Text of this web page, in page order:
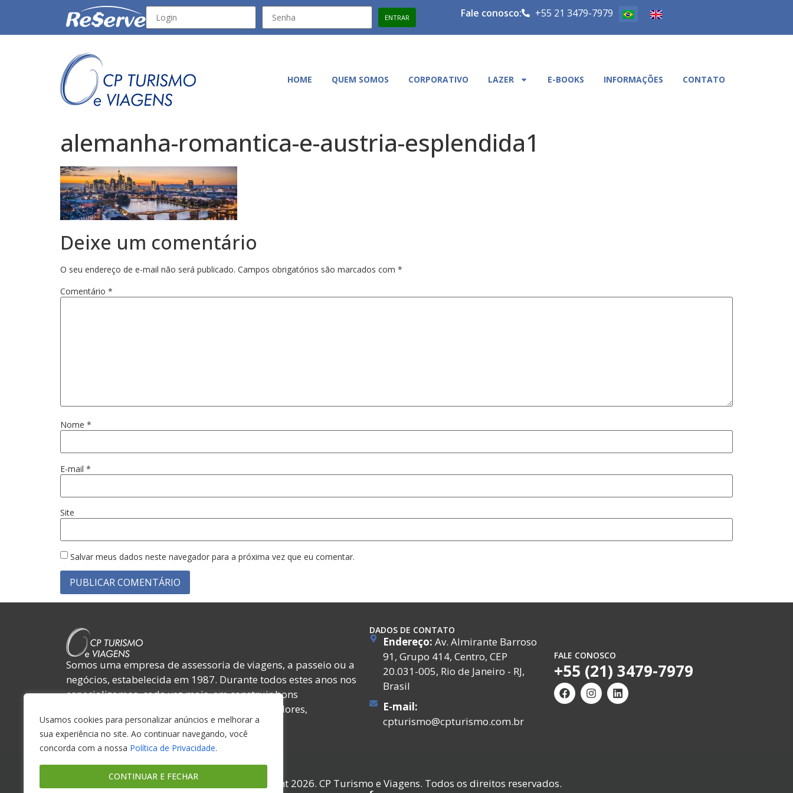
Usamos cookies para personalizar anúncios e melhorar a
sua experiência no site. Ao continuar navegando, você
concorda com a nossa Política de Privacidade.
CONTINUAR E FECHAR
Fale conosco: +55 21 3479-7979
HOME QUEM SOMOS CORPORATIVO LAZER E-BOOKS INFORMAÇÕES CONTATO
alemanha-romantica-e-austria-esplendida1
Deixe um comentário
O seu endereço de e-mail não será publicado. Campos obrigatórios são marcados com *
Comentário *
Nome *
E-mail *
Site
Salvar meus dados neste navegador para a próxima vez que eu comentar.
Somos uma empresa de assessoria de viagens, a passeio ou a
negócios, estabelecida em 1987. Durante todos estes anos nos
especializamos, cada vez mais, em construir bons
relacionamentos com nossos clientes, fornecedores,
colaboradores e amigos.
DADOS DE CONTATO
Endereço: Av. Almirante Barroso
91, Grupo 414, Centro, CEP
20.031-005, Rio de Janeiro - RJ,
Brasil
E-mail:
cpturismo@cpturismo.com.br
FALE CONOSCO
+55 (21) 3479-7979
© Copyright 2026. CP Turismo e Viagens. Todos os direitos reservados.